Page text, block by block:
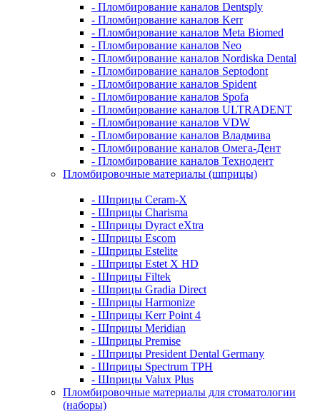
- Пломбирование каналов Dentsply
- Пломбирование каналов Kerr
- Пломбирование каналов Meta Biomed
- Пломбирование каналов Neo
- Пломбирование каналов Nordiska Dental
- Пломбирование каналов Septodont
- Пломбирование каналов Spident
- Пломбирование каналов Spofa
- Пломбирование каналов ULTRADENT
- Пломбирование каналов VDW
- Пломбирование каналов Владмива
- Пломбирование каналов Омега-Дент
- Пломбирование каналов Технодент
Пломбировочные материалы (шприцы)
- Шприцы Ceram-X
- Шприцы Charisma
- Шприцы Dyract eXtra
- Шприцы Escom
- Шприцы Estelite
- Шприцы Estet X HD
- Шприцы Filtek
- Шприцы Gradia Direct
- Шприцы Harmonize
- Шприцы Kerr Point 4
- Шприцы Meridian
- Шприцы Premise
- Шприцы President Dental Germany
- Шприцы Spectrum TPH
- Шприцы Valux Plus
Пломбировочные материалы для стоматологии
(наборы)